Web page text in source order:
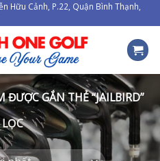
Hữu Cảnh, P.22, Quận Bình Thạnh,
ĐƯỢC GẮN THẺ “JAILBIRD”
LỌC